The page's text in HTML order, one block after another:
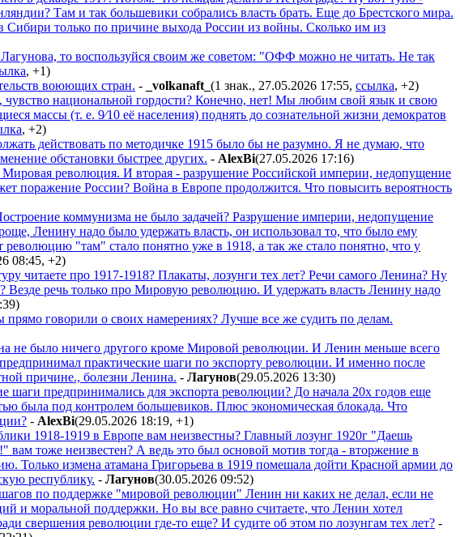
Там и так большевики собрались власть брать. Еще до Брестского мира.
Сибири только по причине выхода России из войны. Сколько им из
Лагунова, то воспользуйся своим же советом: "ОФФ можно не читать. Не так
, +1)
воюющих стран. - _volkanaft_ (1 знак., 27.05.2026 17:55, ссылка, +2)
национальной гордости? Конечно, нет! Мы любим свой язык и свою
массы (т. е. 9⁄10 её населения) поднять до сознательной жизни демократов
, +2)
действовать по методичке 1915 было бы не разумно. Я не думаю, что
обстановки быстрее других. - AlexBi(27.05.2026 17:16)
революция. И вторая - разрушение Российской империи, недопущение
поражение России? Война в Европе продолжится. Что повысить вероятность
коммунизма не было задачей? Разрушение империи, недопущение
Ленину надо было удержать власть, он использовал то, что было ему
"там" стало понятно уже в 1918, а так же стало понятно, что у
08:45, +2)
читаете про 1917-1918? Плакаты, лозунги тех лет? Речи самого Ленина? Ну
Везде речь только про Мировую революцию. И удержать власть Ленину надо
)
прямо говорили о своих намерениях? Лучше все же судить по делам.
не было ничего другого кроме Мировой революции. И Ленин меньше всего
практические шаги по экспорту революции. И именно после
причине., болезни Ленина. - Лaгyнoв(29.05.2026 13:30)
шаги предпринимались для экспорта революции? До начала 20х годов еще
была под контролем большевиков. Плюс экономическая блокада. Что
- AlexBi(29.05.2026 18:19, +1)
1918-1919 в Европе вам неизвестны? Главный лозунг 1920г "Даешь
тоже неизвестен? А ведь это был основой мотив тогда - вторжение в
Только измена атамана Григорьева в 1919 помешала дойти Красной армии до
республику. - Лaгyнoв(30.05.2026 09:52)
по поддержке "мировой революции" Ленин ни каких не делал, если не
и моральной поддержки. Но вы все равно считаете, что Ленин хотел
свершения революции где-то еще? И судите об этом по лозунгам тех лет? -